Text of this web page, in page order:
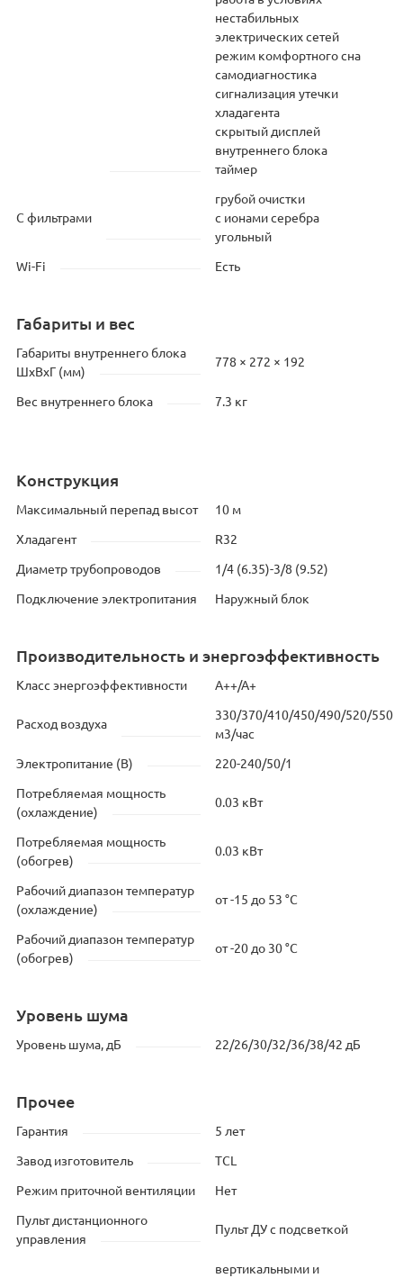
нестабильных
электрических сетей
режим комфортного сна
самодиагностика
сигнализация утечки
хладагента
скрытый дисплей
внутреннего блока
таймер
С фильтрами
грубой очистки
с ионами серебра
угольный
Wi-Fi Есть
Габариты и вес
Габариты внутреннего блока
ШхВхГ (мм)
778 × 272 × 192
Вес внутреннего блока 7.3 кг
Конструкция
Максимальный перепад высот 10 м
Хладагент R32
Диаметр трубопроводов 1/4 (6.35)-3/8 (9.52)
Подключение электропитания Наружный блок
Производительность и энергоэффективность
Класс энергоэффективности А++/А+
Расход воздуха
330/370/410/450/490/520/550
м3/час
Электропитание (В) 220-240/50/1
Потребляемая мощность
(охлаждение)
0.03 кВт
Потребляемая мощность
(обогрев)
0.03 кВт
Рабочий диапазон температур
(охлаждение)
от -15 до 53 °C
Рабочий диапазон температур
(обогрев)
от -20 до 30 °C
Уровень шума
Уровень шума, дБ 22/26/30/32/36/38/42 дБ
Прочее
Гарантия 5 лет
Завод изготовитель TCL
Режим приточной вентиляции Нет
Пульт дистанционного
управления
Пульт ДУ с подсветкой
вертикальными и